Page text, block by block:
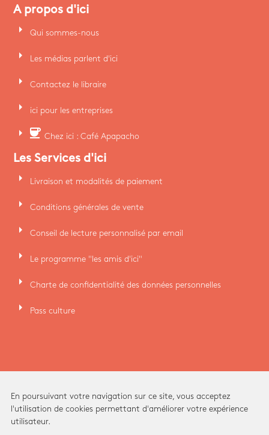
A propos d'ici
arrow_right Qui sommes-nous
arrow_right Les médias parlent d'ici
arrow_right Contactez le libraire
arrow_right ici pour les entreprises
arrow_right coffee Chez ici : Café Apapacho
Les Services d'ici
arrow_right Livraison et modalités de paiement
arrow_right Conditions générales de vente
arrow_right Conseil de lecture personnalisé par email
arrow_right Le programme "les amis d'ici"
arrow_right Charte de confidentialité des données personnelles
arrow_right Pass culture
En poursuivant votre navigation sur ce site, vous acceptez
l'utilisation de cookies permettant d'améliorer votre expérience
utilisateur.